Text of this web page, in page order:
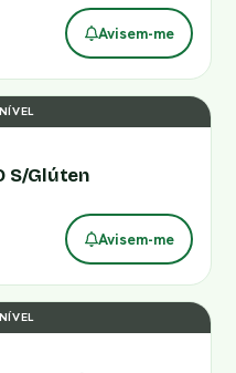
Avisem-me
S/Glúten
Avisem-me